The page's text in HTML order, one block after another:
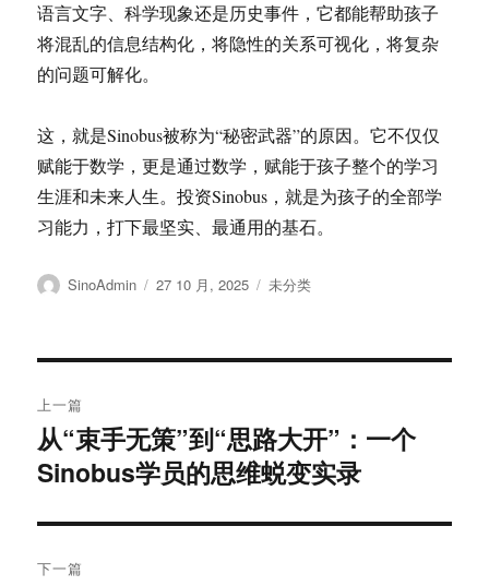
语言文字、科学现象还是历史事件，它都能帮助孩子
将混乱的信息结构化，将隐性的关系可视化，将复杂
的问题可解化。
这，就是Sinobus被称为“秘密武器”的原因。它不仅仅
赋能于数学，更是通过数学，赋能于孩子整个的学习
生涯和未来人生。投资Sinobus，就是为孩子的全部学
习能力，打下最坚实、最通用的基石。
作
SinoAdmin
发
27 10 月, 2025
分
未分类
章
导
航
上一篇
上
篇
章：
从“束手无策”到“思路大开”：一个
Sinobus学员的思维蜕变实录
下一篇